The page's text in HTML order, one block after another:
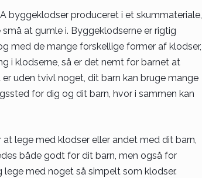
byggeklodser produceret i et skummateriale,
at gumle i. Byggeklodserne er rigtig
med de mange forskellige former af klodser,
i klodserne, så er det nemt for barnet at
uden tvivl noget, dit barn kan bruge mange
for dig og dit barn, hvor i sammen kan
lege med klodser eller andet med dit barn,
både godt for dit barn, men også for
med noget så simpelt som klodser.